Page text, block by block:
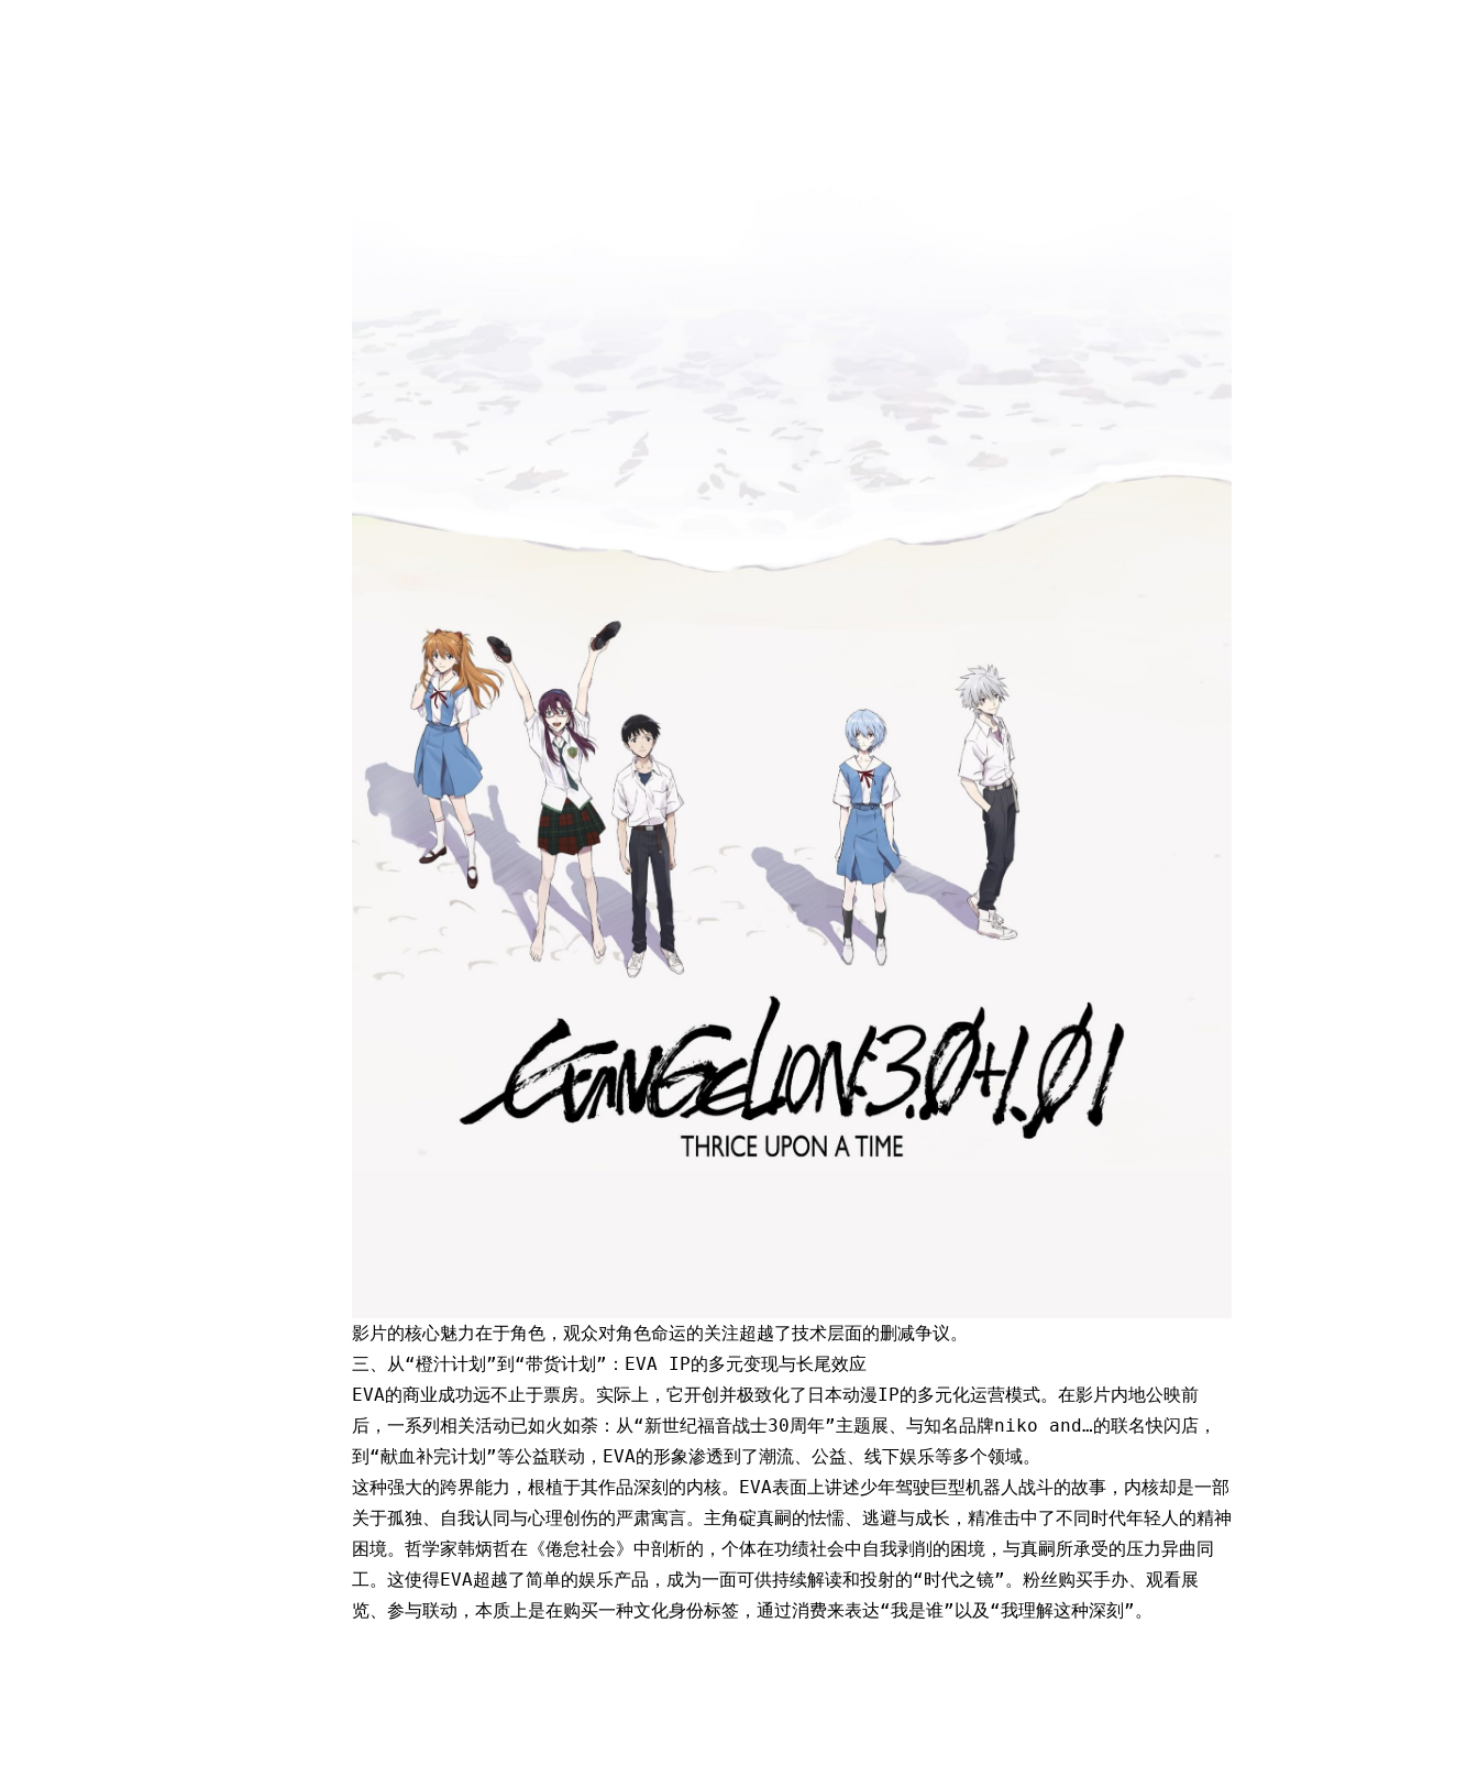
影片的核心魅力在于角色，观众对角色命运的关注超越了技术层面的删减争议。
三、从“橙汁计划”到“带货计划”：EVA IP的多元变现与长尾效应
EVA的商业成功远不止于票房。实际上，它开创并极致化了日本动漫IP的多元化运营模式。在影片内地公映前
后，一系列相关活动已如火如荼：从“新世纪福音战士30周年”主题展、与知名品牌niko and…的联名快闪店，
到“献血补完计划”等公益联动，EVA的形象渗透到了潮流、公益、线下娱乐等多个领域。
这种强大的跨界能力，根植于其作品深刻的内核。EVA表面上讲述少年驾驶巨型机器人战斗的故事，内核却是一部
关于孤独、自我认同与心理创伤的严肃寓言。主角碇真嗣的怯懦、逃避与成长，精准击中了不同时代年轻人的精神
困境。哲学家韩炳哲在《倦怠社会》中剖析的，个体在功绩社会中自我剥削的困境，与真嗣所承受的压力异曲同
工。这使得EVA超越了简单的娱乐产品，成为一面可供持续解读和投射的“时代之镜”。粉丝购买手办、观看展
览、参与联动，本质上是在购买一种文化身份标签，通过消费来表达“我是谁”以及“我理解这种深刻”。